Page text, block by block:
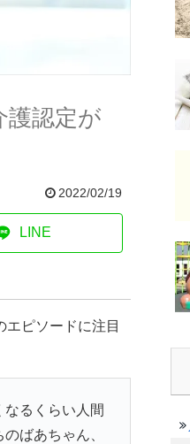
護認定が
2022/02/19
LINE
ピソードに注目
るくらい人間
ばあちゃん、